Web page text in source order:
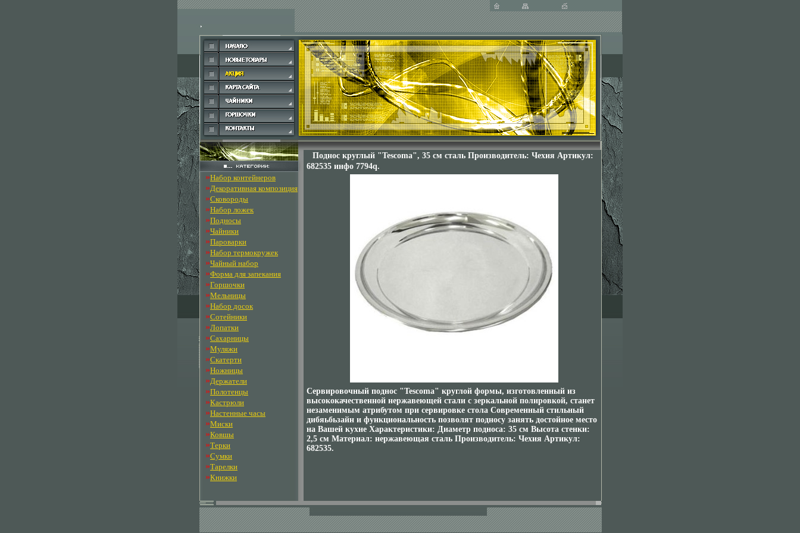
»Набор контейнеров
»Декоративная композиция
»Сковороды
»Набор ложек
»Подносы
»Чайники
»Пароварки
»Набор термокружек
»Чайный набор
»Форма для запекания
»Горшочки
»Мельницы
»Набор досок
»Сотейники
»Лопатки
»Сахарницы
»Муляжи
»Скатерти
»Ножницы
»Держатели
»Полотенцы
»Кастрюли
»Настенные часы
»Миски
»Ковшы
»Терки
»Сумки
»Тарелки
»Книжки
Поднос круглый "Tescoma", 35 см сталь Производитель: Чехия Артикул:
682535 инфо 7794q.
Сервировочный поднос "Tescoma" круглой формы, изготовленный из
высококачественной нержавеющей стали с зеркальной полировкой, станет
незаменимым атрибутом при сервировке стола Современный стильный
дибяьбьзайн и функциональность позволят подносу занять достойное место
на Вашей кухне Характеристики: Диаметр подноса: 35 см Высота стенки:
2,5 см Материал: нержавеющая сталь Производитель: Чехия Артикул:
682535.